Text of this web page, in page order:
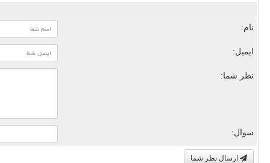
نام:
ایمیل:
نظر شما:
سوال:
ارسال نظر شما